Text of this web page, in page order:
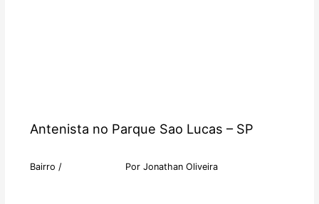
Antenista no Parque Sao Lucas – SP
Bairro / Por Jonathan Oliveira